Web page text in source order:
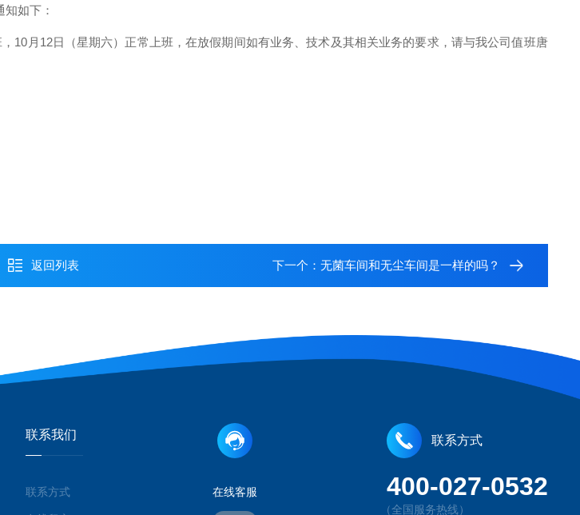
如下：
10月12日（星期六）正常上班，在放假期间如有业务、技术及其相关业务的要求，请与我公司值班唐
返回列表 下一个： 无菌车间和无尘车间是一样的吗？
联系我们
联系方式 在线客服
联系方式
400-027-0532
（全国服务热线）